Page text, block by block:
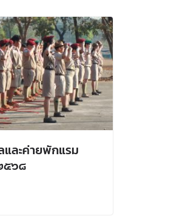
และค่ายพักแรม
๕๖๘